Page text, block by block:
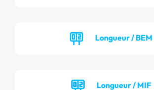
Longueur / BEM
Longueur / MIF